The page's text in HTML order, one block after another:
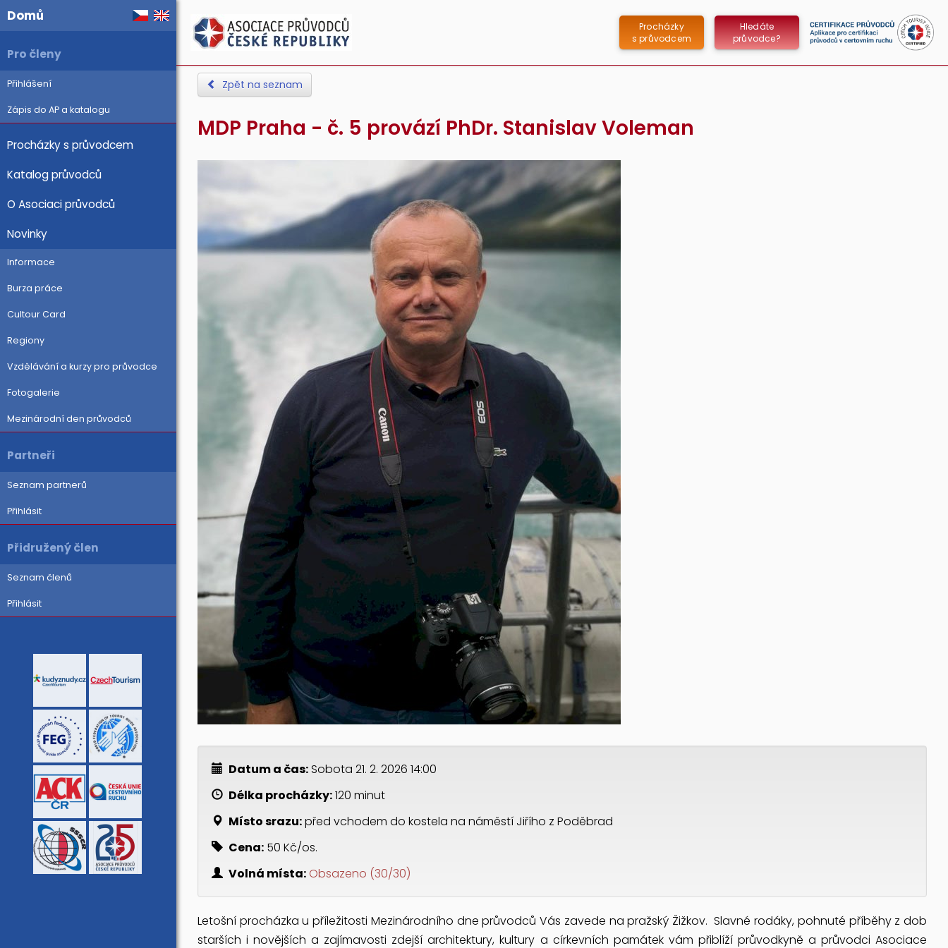
Domů
Pro členy
Přihlášení
Zápis do AP a katalogu
Procházky s průvodcem
Katalog průvodců
O Asociaci průvodců
Novinky
Informace
Burza práce
Cultour Card
Regiony
Vzdělávání a kurzy pro průvodce
Fotogalerie
Mezinárodní den průvodců
Partneři
Seznam partnerů
Přihlásit
Přidružený člen
Seznam členů
Přihlásit
Hledáte
průvodce?
Procházky
s průvodcem
Zpět na seznam
MDP Praha - č. 5 provází PhDr. Stanislav Voleman
Datum a čas:Sobota 21. 2. 2026 14:00
Délka procházky:120 minut
Místo srazu:před vchodem do kostela na náměstí Jiřího z Poděbrad
Cena: 50 Kč/os.
Volná místa: Obsazeno (30/30)
Letošní procházka u příležitosti Mezinárodního dne průvodců Vás zavede na pražský Žižkov. Slavné rodáky, pohnuté příběhy z dob
starších i novějších a zajímavosti zdejší architektury, kultury a církevních památek vám přiblíží průvodkyně a průvodci Asociace